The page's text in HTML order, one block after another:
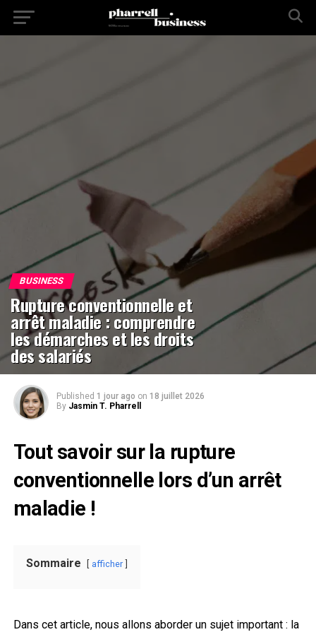
BUSINESS
Rupture conventionnelle et
arrêt maladie : comprendre
les démarches et les droits
des salariés
Published 1 jour ago on 18 juillet 2026
By Jasmin T. Pharrell
Tout savoir sur la rupture
conventionnelle lors d’un arrêt
maladie !
Sommaire afficher
Dans cet article, nous allons aborder un sujet important : la